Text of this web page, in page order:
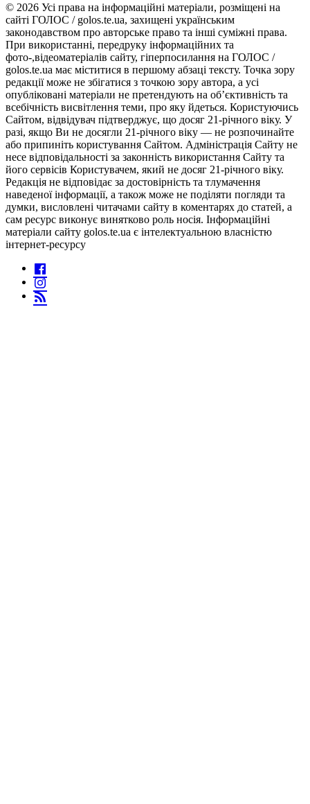
© 2026 Усі права на інформаційні матеріали, розміщені на
сайті ГОЛОС / golos.te.ua, захищені українським
законодавством про авторське право та інші суміжні права.
При використанні, передруку інформаційних та
фото-,відеоматеріалів сайту, гіперпосилання на ГОЛОС /
golos.te.ua має міститися в першому абзаці тексту. Точка зору
редакції може не збігатися з точкою зору автора, а усі
опубліковані матеріали не претендують на об’єктивність та
всебічність висвітлення теми, про яку йдеться. Користуючись
Сайтом, відвідувач підтверджує, що досяг 21-річного віку. У
разі, якщо Ви не досягли 21-річного віку — не розпочинайте
або припиніть користування Сайтом. Адміністрація Сайту не
несе відповідальності за законність використання Сайту та
його сервісів Користувачем, який не досяг 21-річного віку.
Редакція не відповідає за достовірність та тлумачення
наведеної інформації, а також може не поділяти погляди та
думки, висловлені читачами сайту в коментарях до статей, а
сам ресурс виконує винятково роль носія. Інформаційні
матеріали сайту golos.te.ua є інтелектуальною власністю
інтернет-ресурсу